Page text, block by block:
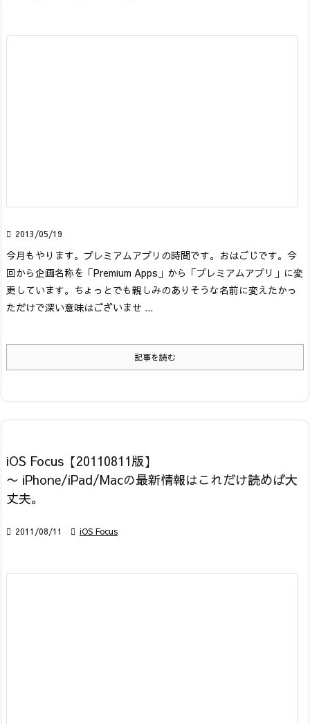
 2013/05/19
今月もやります。プレミアムアプリの時間です。おはごじです。 今
回から企画名称を「Premium Apps」から「プレミアムアプリ」に変
更しています。ちょっとでも親しみのありそうな名前に変えたかっ
ただけで深い意味はございませ ...
記事を読む
iOS Focus【20110811版】
〜 iPhone/iPad/Macの最新情報はこれだけ読めば大
丈夫。
 2011/08/11  iOS Focus